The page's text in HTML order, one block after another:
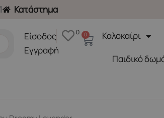
Κατάστημα
Είσοδος
Εγγραφή
0 0
CartΚαλοκαίρι
Παιδικό